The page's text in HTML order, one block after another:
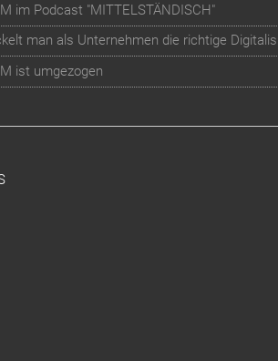
im Podcast "MITTELSTÄNDISCH"
man als Unternehmen die richtige
ist umgezogen